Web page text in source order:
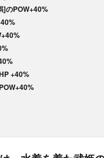
]のPOW+40%
+40%